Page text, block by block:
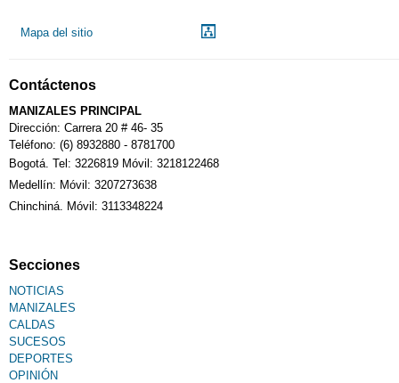
Mapa del sitio
Contáctenos
MANIZALES PRINCIPAL
Dirección: Carrera 20 # 46- 35
Teléfono: (6) 8932880 - 8781700
Bogotá. Tel: 3226819 Móvil: 3218122468
Medellín: Móvil: 3207273638
Chinchiná. Móvil: 3113348224
Secciones
NOTICIAS
MANIZALES
CALDAS
SUCESOS
DEPORTES
OPINIÓN